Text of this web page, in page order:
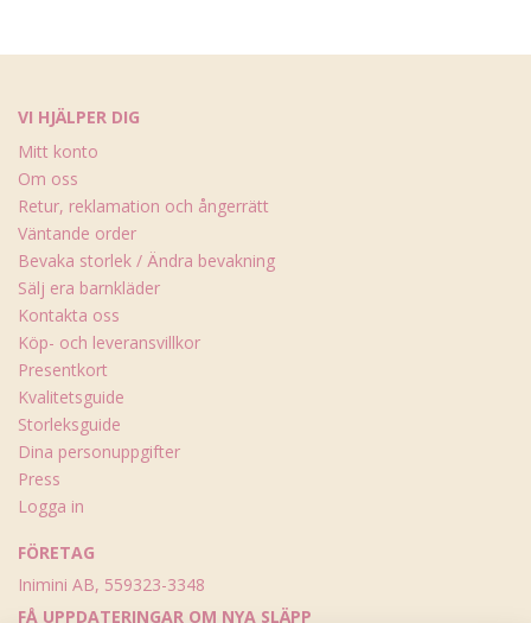
VI HJÄLPER DIG
Mitt konto
Om oss
Retur, reklamation och ångerrätt
Väntande order
Bevaka storlek / Ändra bevakning
Sälj era barnkläder
Kontakta oss
Köp- och leveransvillkor
Presentkort
Kvalitetsguide
Storleksguide
Dina personuppgifter
Press
Logga in
FÖRETAG
Inimini AB, 559323-3348
FÅ UPPDATERINGAR OM NYA SLÄPP